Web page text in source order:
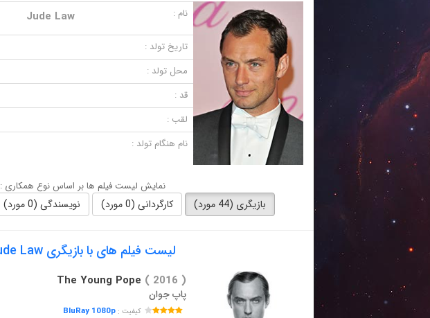
نام : Jude Law
تاریخ تولد :
محل تولد :
قد :
لقب :
نام هنگام تولد :
نمایش لیست فیلم ها بر اساس نوع همکاری :
بازیگری (44 مورد) کارگردانی (0 مورد) نویسندگی (0 مورد)
لیست فیلم های با بازیگری Jude Law
The Young Pope ( 2016 )
پاپ جوان
کیفیت :BluRay 1080p